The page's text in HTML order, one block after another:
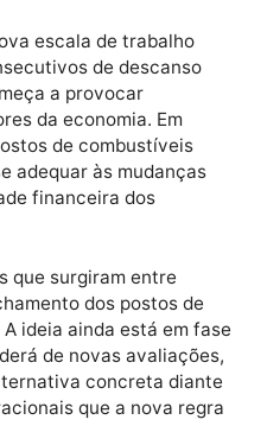
nova escala de trabalho
de descanso
a provocar
da economia. Em
postos de combustíveis
se adequar às mudanças
financeira dos
que surgiram entre